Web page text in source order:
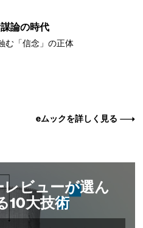
論の時代
む「信念」の正体
eムックを詳しく見る
ビューが選ん
10大技術